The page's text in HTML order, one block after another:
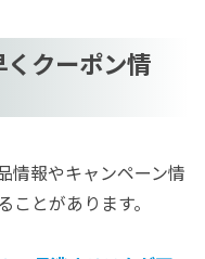
クーポン情
情報やキャンペーン情
とがあります。